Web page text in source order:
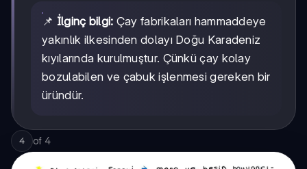
📌 İlginç bilgi: Çay fabrikaları hammaddeye
yakınlık ilkesinden dolayı Doğu Karadeniz
kıyılarında kurulmuştur. Çünkü çay kolay
bozulabilen ve çabuk işlenmesi gereken bir
üründür.
4 of 4